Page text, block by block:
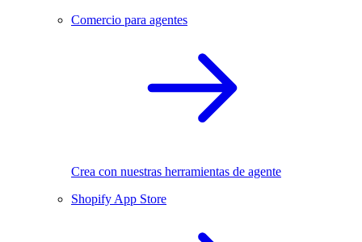
Comercio para agentes
Crea con nuestras herramientas de agente
Shopify App Store